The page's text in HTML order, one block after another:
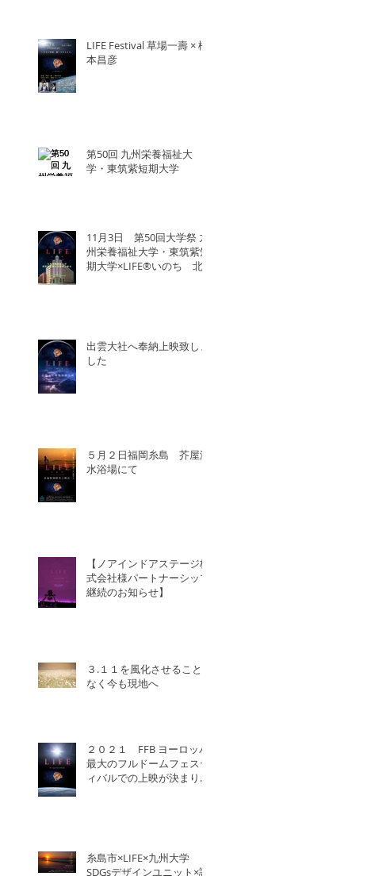
LIFE Festival 草場一壽 × 橋
本昌彦
第50回 九州栄養福祉大
学・東筑紫短期大学
11月3日 第50回大学祭 九
州栄養福祉大学・東筑紫短
期大学×LIFE®︎いのち 北
出雲大社へ奉納上映致しま
した
５月２日福岡糸島 芥屋海
水浴場にて
【ノアインドアステージ株
式会社様パートナーシップ
継続のお知らせ】
３.１１を風化させること
なく今も現地へ
２０２１ FFB ヨーロッパ
最大のフルドームフェステ
ィバルでの上映が決まりま
糸島市×LIFE×九州大学
SDGsデザインユニット×認